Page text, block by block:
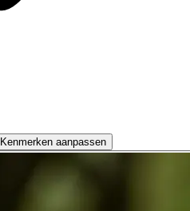
Kenmerken aanpassen